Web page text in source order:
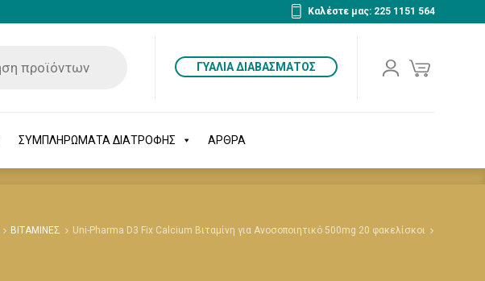
Καλέστε μας: 225 1151 564
ΓΥΑΛΙΑ ΔΙΑΒΑΣΜΑΤΟΣ
ΣΥΜΠΛΗΡΩΜΑΤΑ ΔΙΑΤΡΟΦΗΣ ΑΡΘΡΑ
ΣΥΜΠΛΗΡΩΜΑΤΑ ΔΙΑΤΡΟΦΗΣ ΑΡΘΡΑ
ΒΙΤΑΜΙΝΕΣ Uni-Pharma D3 Fix Calcium Βιταμίνη για Ανοσοποιητικό 500mg 20 φακελίσκοι